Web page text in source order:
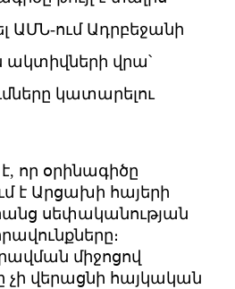
ԱՄՆ-ում Ադրբեջանի
ակտիվների վրա՝
կատարելու
որ օրինագիծը
է Արցախի հայերի
սեփականության
միջոցով
վերացնի հայկական